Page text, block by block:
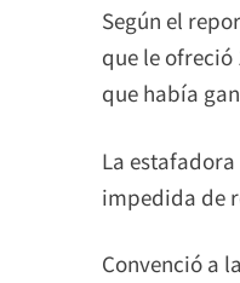
Según el
que le
que había
La
impedida de
Convenció a